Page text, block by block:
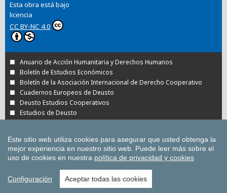
Esta obra está bajo
licencia
CC BY-NC 4.0
Anuario de Acción Humanitaria y Derechos Humanos
Boletín de Estudios Económicos
Boletín de la Asociación Internacional de Derecho Cooperativo
Cuadernos Europeos de Deusto
Deusto Estudios Cooperativos
Estudios de Deusto
Todas las Revistas Científicas de Deusto en
OJS
Todas las publicaciones de la Universidad de
Copyright © Universidad de Deusto
Este sitio web utiliza cookies para asegurar que usted obtenga la
mejor experiencia en nuestro sitio web. Puede leer más sobre el
uso de cookies en nuestra política de privacidad y cookies
Configuración Aceptar todas las cookies